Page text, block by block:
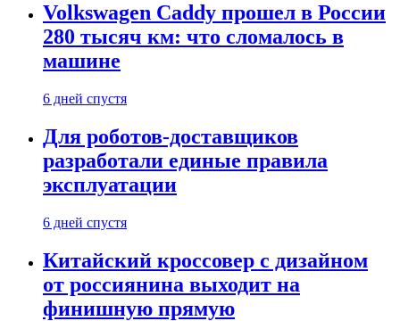
Volkswagen Caddy прошел в России
280 тысяч км: что сломалось в
машине
6 дней спустя
Для роботов-доставщиков
разработали единые правила
эксплуатации
6 дней спустя
Китайский кроссовер с дизайном
от россиянина выходит на
финишную прямую